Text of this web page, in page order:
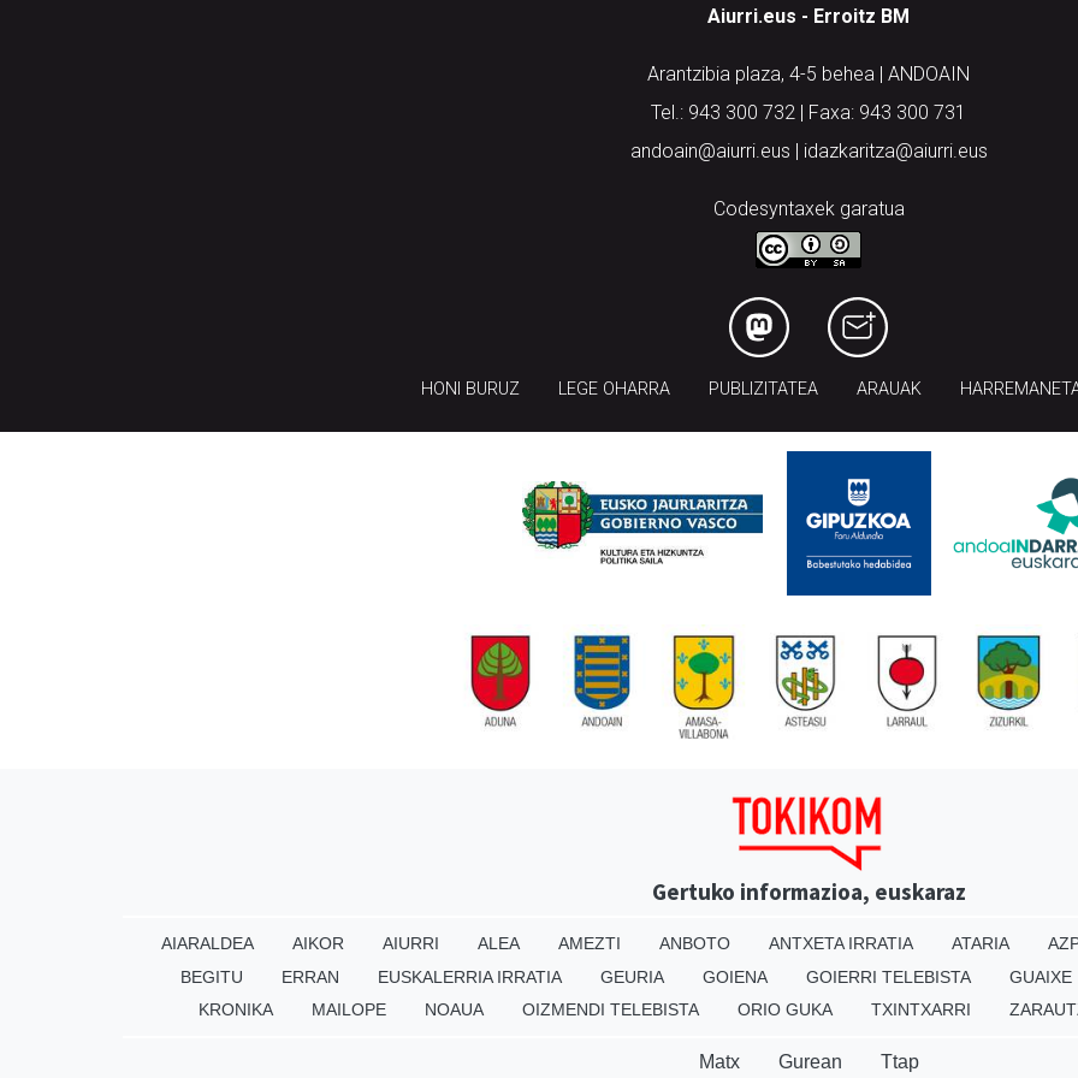
Aiurri.eus - Erroitz BM
Arantzibia plaza, 4-5 behea | ANDOAIN
Tel.: 943 300 732 | Faxa: 943 300 731
andoain@aiurri.eus | idazkaritza@aiurri.eus
Codesyntaxek garatua
HONI BURUZ LEGE OHARRA PUBLIZITATEA ARAUAK
Gertuko informazioa, euskaraz
AIARALDEA AIKOR AIURRI ALEA AMEZTI ANBOTO ANTXETA IRRATIA ATARIA
BEGITU
ERRAN EUSKALERRIA IRRATIA GEURIA GOIENA GOIERRI TELEBISTA GUAIXE
KRONIKA
MAILOPE NOAUA OIZMENDI TELEBISTA ORIO GUKA TXINTXARRI
Matx Gurean Ttap